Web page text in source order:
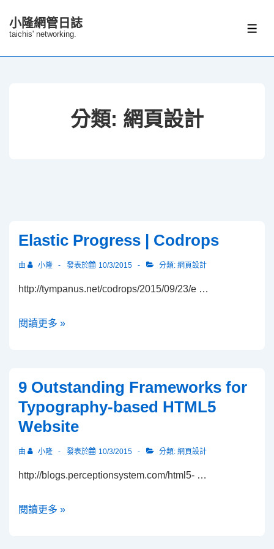
Skip
Main
小隆網管日誌
taichis' networking.
選
分類: 網頁設計
Elastic Progress | Codrops
由 小隆 發表於 10/3/2015 分類: 網頁設計
http://tympanus.net/codrops/2015/09/23/e …
Elastic
閱讀更多 »
9 Outstanding Frameworks for
Typography-based HTML5
Website
由 小隆 發表於 10/3/2015 分類: 網頁設計
http://blogs.perceptionsystem.com/html5- …
9
閱讀更多 »